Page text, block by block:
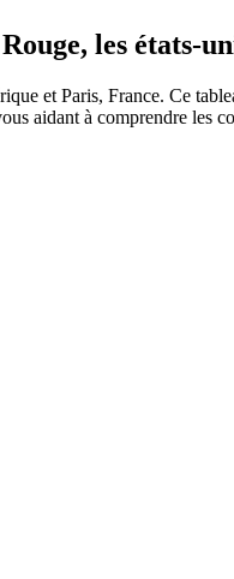
les états-
et Paris, France. Ce
aidant à comprendre les